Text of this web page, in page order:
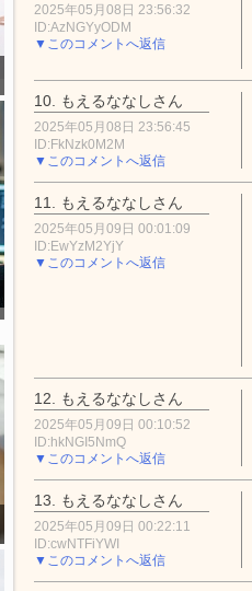
2025年05月08日 23:56:32
ID:AzNGYyODM
▼このコメントへ返信
10. もえるななしさん
2025年05月08日 23:56:45
ID:FkNzk0M2M
▼このコメントへ返信
11. もえるななしさん
2025年05月09日 00:01:09
ID:EwYzM2YjY
▼このコメントへ返信
12. もえるななしさん
2025年05月09日 00:10:52
ID:hkNGI5NmQ
▼このコメントへ返信
13. もえるななしさん
2025年05月09日 00:22:11
ID:cwNTFiYWI
▼このコメントへ返信